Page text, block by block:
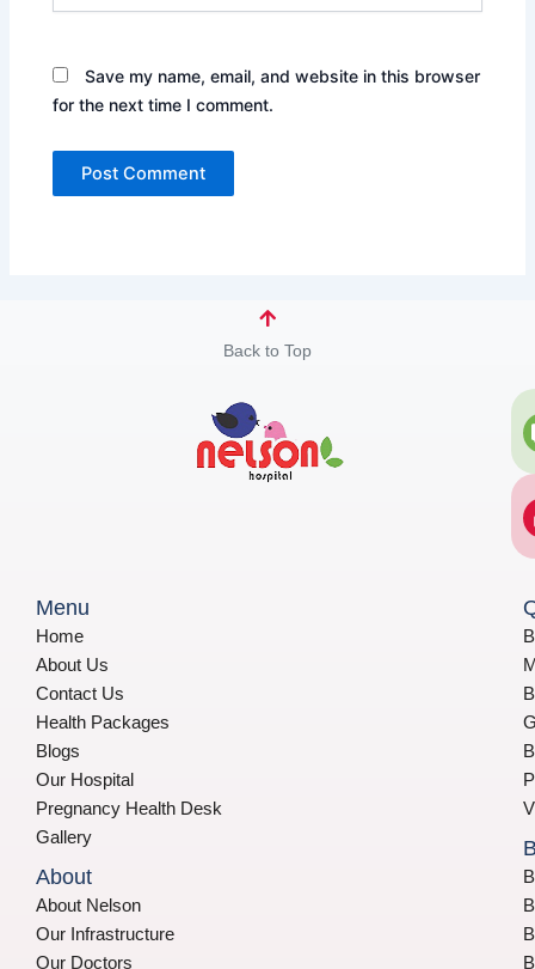
Save my name, email, and website in this browser
for the next time I comment.
Back to Top
Menu
Home
About Us
Contact Us
Health Packages
Blogs
Our Hospital
Pregnancy Health Desk
Gallery
About
About Nelson
Our Infrastructure
Our Doctors